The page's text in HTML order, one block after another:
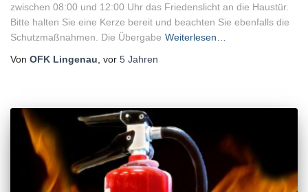
zwischen 08:00 und 12:00 Uhr das Friedenslicht an die Haustür.
Bitte halten Sie eine Kerze bereit und beachten Sie ebenfalls die
Schutzmaßnahmen. Die Übergabe Weiterlesen…
Von OFK Lingenau , vor 5 Jahren